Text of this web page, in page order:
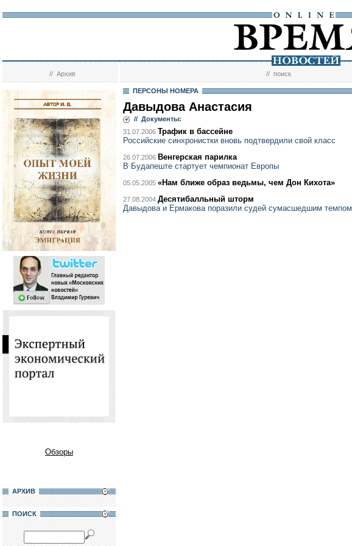
//Архив //поиск
Обзоры
АРХИВ
ПОИСК
ПЕРСОНЫ НОМЕРА
Давыдова Анастасия
// Документы:
31.07.2006 Трафик в бассейне
Российские синхронистки вновь подтвердили свой класс
26.07.2006 Венгерская парилка
В Будапеште стартует чемпионат Европы
05.05.2005 «Нам ближе образ ведьмы, чем Дон Кихота»
27.08.2004 Десятибалльный шторм
Давыдова и Ермакова поразили судей сумасшедшим темпом